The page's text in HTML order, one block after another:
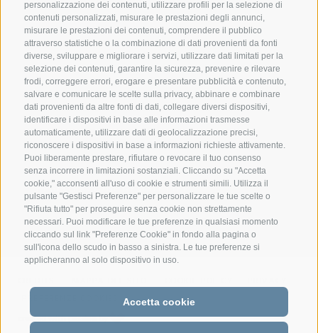
personalizzazione dei contenuti, utilizzare profili per la selezione di
contenuti personalizzati, misurare le prestazioni degli annunci,
misurare le prestazioni dei contenuti, comprendere il pubblico
attraverso statistiche o la combinazione di dati provenienti da fonti
diverse, sviluppare e migliorare i servizi, utilizzare dati limitati per la
selezione dei contenuti, garantire la sicurezza, prevenire e rilevare
frodi, correggere errori, erogare e presentare pubblicità e contenuto,
salvare e comunicare le scelte sulla privacy, abbinare e combinare
dati provenienti da altre fonti di dati, collegare diversi dispositivi,
identificare i dispositivi in base alle informazioni trasmesse
automaticamente, utilizzare dati di geolocalizzazione precisi,
riconoscere i dispositivi in base a informazioni richieste attivamente.
Puoi liberamente prestare, rifiutare o revocare il tuo consenso
senza incorrere in limitazioni sostanziali. Cliccando su "Accetta
cookie," acconsenti all'uso di cookie e strumenti simili. Utilizza il
pulsante "Gestisci Preferenze" per personalizzare le tue scelte o
"Rifiuta tutto" per proseguire senza cookie non strettamente
necessari. Puoi modificare le tue preferenze in qualsiasi momento
cliccando sul link "Preferenze Cookie" in fondo alla pagina o
sull'icona dello scudo in basso a sinistra. Le tue preferenze si
applicheranno al solo dispositivo in uso.
Accetta cookie
CONTATTO
Federazione Prov.le Allevatori Trento
Via delle Bettine, 40 - 38121 Trento
Tel.:+39 0461 432111
info@superbrown.it
REGISTRAZIONE NEWSLETTER
created with passion by